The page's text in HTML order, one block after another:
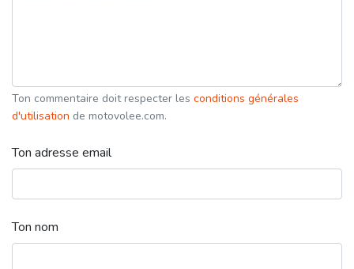
Ton commentaire doit respecter les conditions générales
d'utilisation de motovolee.com.
Ton adresse email
Ton nom